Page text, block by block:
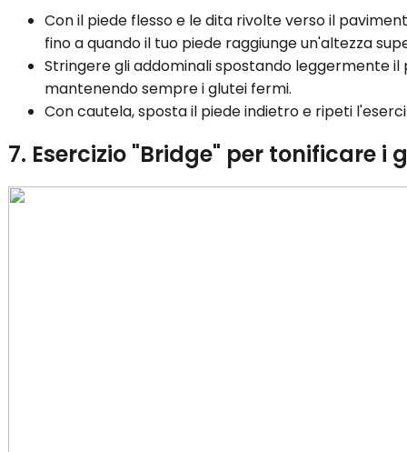
Con il piede flesso e le dita rivolte verso il
fino a quando il tuo piede raggiunge un'altezza
Stringere gli addominali spostando leggermente il
mantenendo sempre i glutei fermi.
Con cautela, sposta il piede indietro e ripeti
7. Esercizio "Bridge" per tonificare i